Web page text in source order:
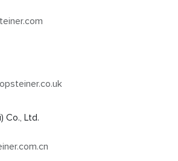
Co., Ltd.